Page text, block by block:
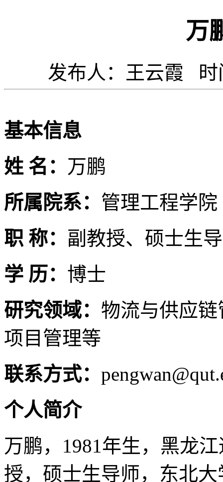
万
发布人：王云霞
基本信息
姓 名： 万鹏
所属院系： 管理工程学
职 称： 副教授、硕士生
学 历： 博士
研究领域： 物流与供应
项目管理等
联系方式：
个人简介
万鹏，1981年生，黑龙
授，硕士生导师，东北